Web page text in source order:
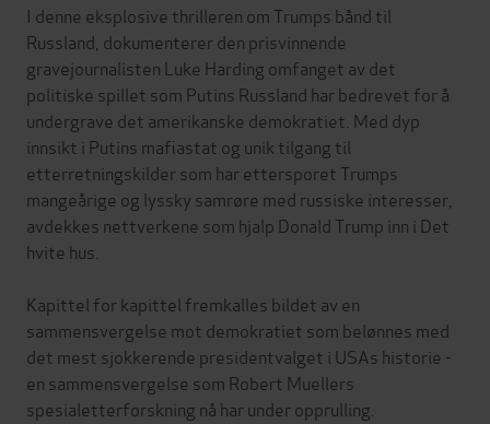
I denne eksplosive thrilleren om Trumps bånd til
Russland, dokumenterer den prisvinnende
gravejournalisten Luke Harding omfanget av det
politiske spillet som Putins Russland har bedrevet for å
undergrave det amerikanske demokratiet. Med dyp
innsikt i Putins mafiastat og unik tilgang til
etterretningskilder som har ettersporet Trumps
mangeårige og lyssky samrøre med russiske interesser,
avdekkes nettverkene som hjalp Donald Trump inn i Det
hvite hus.
Kapittel for kapittel fremkalles bildet av en
sammensvergelse mot demokratiet som belønnes med
det mest sjokkerende presidentvalget i USAs historie -
en sammensvergelse som Robert Muellers
spesialetterforskning nå har under opprulling.